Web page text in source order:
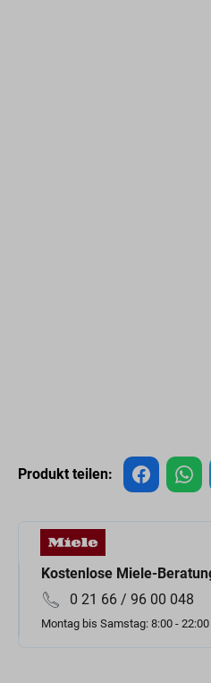
Produkt teilen:
Kostenlose Miele-
0 21 66 / 96 00 048
Montag bis Samstag: 8:00 - 22:00